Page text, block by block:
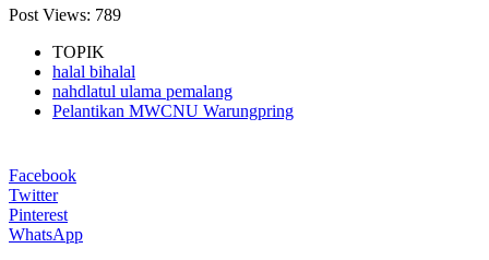
Post Views: 789
TOPIK
halal bihalal
nahdlatul ulama pemalang
Pelantikan MWCNU Warungpring
Facebook
Twitter
Pinterest
WhatsApp